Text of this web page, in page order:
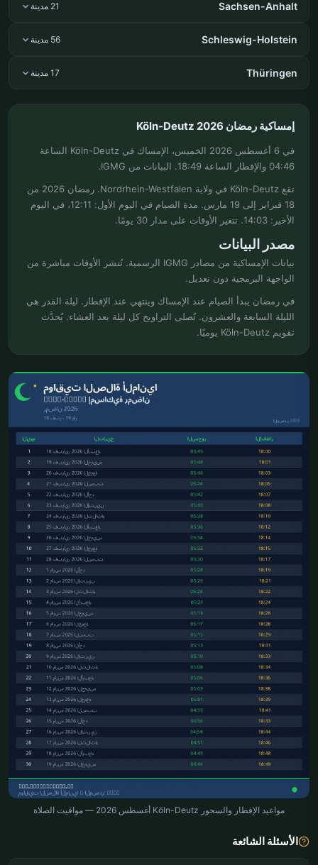
Sachsen-Anhalt 21 مدينة
Schleswig-Holstein 56 مدينة
Thüringen 17 مدينة
إمساكية رمضان Köln-Deutz 2026
في 6 أغسطس 2026 الخميس، الإمساك في Köln-Deutz الساعة
04:46 والإفطار الساعة 18:49. البيانات من IGMG.
تقع Köln-Deutz في ولاية Nordrhein-Westfalen. رمضان 2026 من
18 فبراير إلى 19 مارس. مدة الصيام في اليوم الأول: 12:11، في اليوم
الأخير: 14:03. تتغير الأوقات على مدار 30 يومًا.
مصدر البيانات
بيانات الإمساكية من مصادر IGMG الرسمية. تُنشر الأوقات مباشرة من
الواجهة البرمجية دون تعديل.
في رمضان يبدأ الصيام عند الإمساك وينتهي عند الإفطار. ليلة القدر هي
الليلة السابعة والعشرون. تُصلى التراويح كل ليلة بعد العشاء. يُحدَّث
تقويم Köln-Deutz يوميًا.
مواعيد الإفطار والسحور Köln-Deutz أغسطس 2026 — مواقيت الصلاة
الأسئلة الشائعة